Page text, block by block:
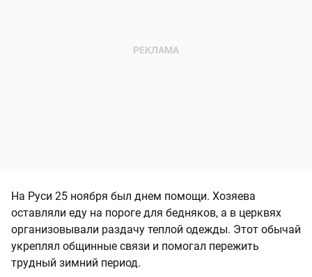
На Руси 25 ноября был днем помощи. Хозяева
оставляли еду на пороге для бедняков, а в церквях
организовывали раздачу теплой одежды. Этот обычай
укреплял общинные связи и помогал пережить
трудный зимний период.